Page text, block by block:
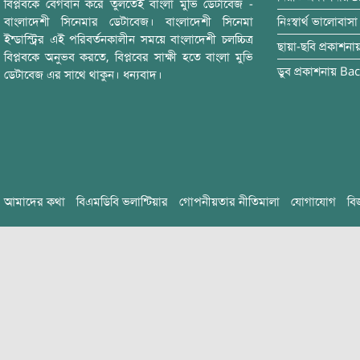
বিপ্লবকে বেগবান করে তুলতেই বাংলা মুভি ডেটাবেজ -
বাংলাদেশী সিনেমার ডেটাবেজ। বাংলাদেশী সিনেমা
ইন্ডাস্ট্রির এই পরিবর্তনকালীন সময়ে বাংলাদেশী চলচ্চিত্র
বিপ্লবকে অনুভব করতে, বিপ্লবের সাক্ষী হতে বাংলা মুভি
ডেটাবেজ এর সাথে থাকুন। ধন্যবাদ।
নিঃস্বার্থ ভালোবাসা
ছায়া-ছবি
ডুব প্রকাশনায়
আমাদের কথা বিএমডিবি ভলান্টিয়ার গোপনীয়তার নীতিমালা যোগাযোগ